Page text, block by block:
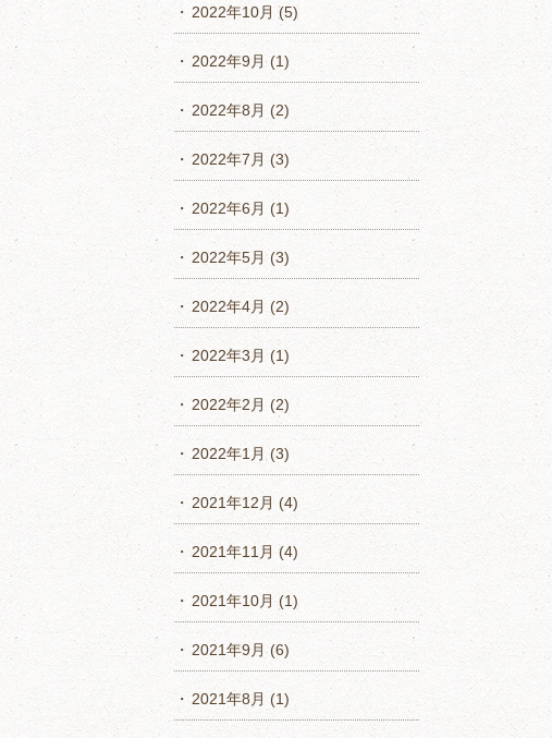
2022年10月 (5)
2022年9月 (1)
2022年8月 (2)
2022年7月 (3)
2022年6月 (1)
2022年5月 (3)
2022年4月 (2)
2022年3月 (1)
2022年2月 (2)
2022年1月 (3)
2021年12月 (4)
2021年11月 (4)
2021年10月 (1)
2021年9月 (6)
2021年8月 (1)